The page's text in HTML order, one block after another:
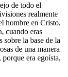
de todo el
realmente
hombre en Cristo,
cuando eras
sobre la base de la
de una manera
era egoísta,